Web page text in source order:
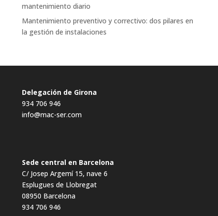
mantenimiento diario
Mantenimiento preventivo y correctivo: dos pilares en
la gestión de instalaciones
Delegación de Girona
934 706 946
info@mac-ser.com
Sede central en Barcelona
C/ Josep Argemí 15, nave 6
Esplugues de Llobregat
08950 Barcelona
934 706 946